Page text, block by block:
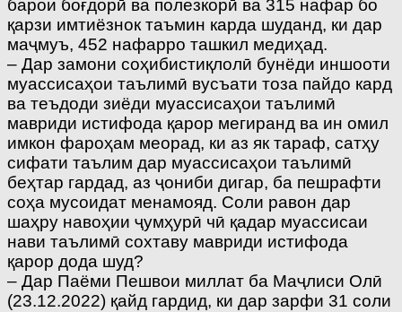
барои боғдорӣ ва полезкорӣ ва 315 нафар бо
қарзи имтиёзнок таъмин карда шуданд, ки дар
маҷмуъ, 452 нафарро ташкил медиҳад.
– Дар замони соҳибистиқлолӣ бунёди иншооти
муассисаҳои таълимӣ вусъати тоза пайдо кард
ва теъдоди зиёди муассисаҳои таълимӣ
мавриди истифода қарор мегиранд ва ин омил
имкон фароҳам меорад, ки аз як тараф, сатҳу
сифати таълим дар муассисаҳои таълимӣ
беҳтар гардад, аз ҷониби дигар, ба пешрафти
соҳа мусоидат менамояд. Соли равон дар
шаҳру навоҳии ҷумҳурӣ чӣ қадар муассисаи
нави таълимӣ сохтаву мавриди истифода
қарор дода шуд?
– Дар Паёми Пешвои миллат ба Маҷлиси Олӣ
(23.12.2022) қайд гардид, ки дар зарфи 31 соли